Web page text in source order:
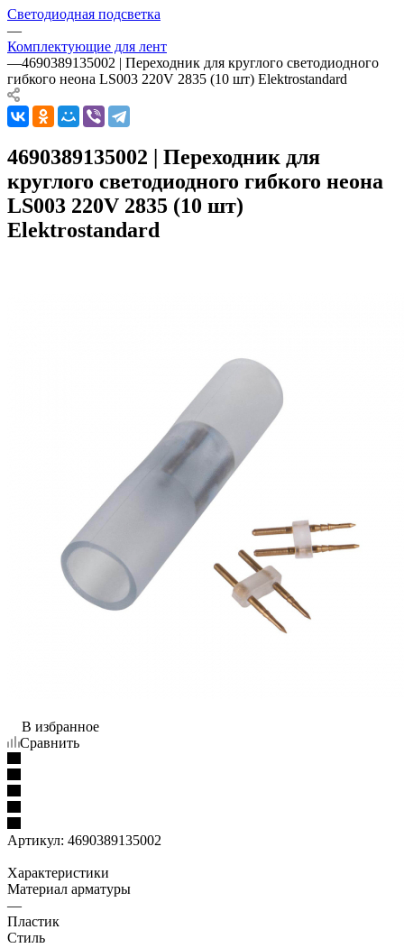
Светодиодная подсветка
—
Комплектующие для лент
—4690389135002 | Переходник для круглого светодиодного
гибкого неона LS003 220V 2835 (10 шт) Elektrostandard
4690389135002 | Переходник для
круглого светодиодного гибкого неона
LS003 220V 2835 (10 шт)
Elektrostandard
В избранное
Сравнить
Артикул: 4690389135002
Характеристики
Материал арматуры
—
Пластик
Стиль